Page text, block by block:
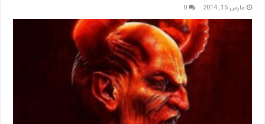
مارس 15, 2014 0